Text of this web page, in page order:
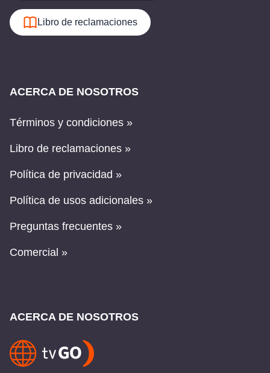
Libro de reclamaciones
ACERCA DE NOSOTROS
Términos y condiciones »
Libro de reclamaciones »
Política de privacidad »
Política de usos adicionales »
Preguntas frecuentes »
Comercial »
ACERCA DE NOSOTROS